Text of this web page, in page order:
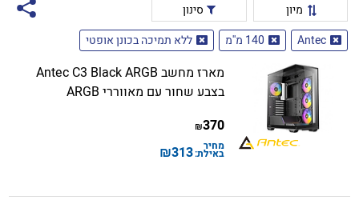
מיון
סינון
Antec
140 מ''מ ללא תמיכה בכונן אופטי
מארז מחשב Antec C3 Black ARGB
בצבע שחור עם מאווררי ARGB
370
₪
מחיר
באילת:313
₪